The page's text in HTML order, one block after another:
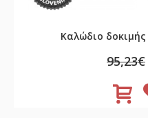
Καλώδιο
95,23€